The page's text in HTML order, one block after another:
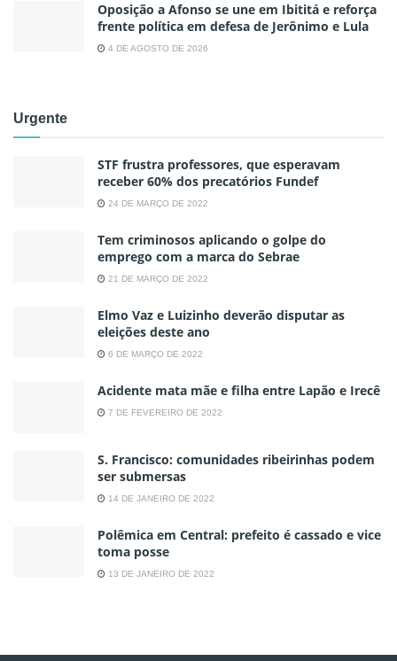
Oposição a Afonso se une em Ibititá e reforça
frente política em defesa de Jerônimo e Lula
4 DE AGOSTO DE 2026
Urgente
STF frustra professores, que esperavam
receber 60% dos precatórios Fundef
24 DE MARÇO DE 2022
Tem criminosos aplicando o golpe do
emprego com a marca do Sebrae
21 DE MARÇO DE 2022
Elmo Vaz e Luizinho deverão disputar as
eleições deste ano
6 DE MARÇO DE 2022
Acidente mata mãe e filha entre Lapão e Irecê
7 DE FEVEREIRO DE 2022
S. Francisco: comunidades ribeirinhas podem
ser submersas
14 DE JANEIRO DE 2022
Polêmica em Central: prefeito é cassado e vice
toma posse
13 DE JANEIRO DE 2022